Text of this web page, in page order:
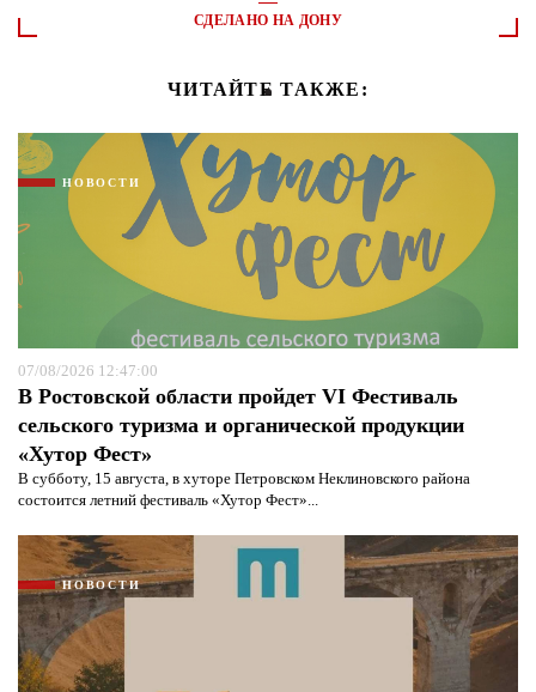
СДЕЛАНО НА ДОНУ
ЧИТАЙТЕ ТАКЖЕ:
НОВОСТИ
07/08/2026 12:47:00
В Ростовской области пройдет VI Фестиваль
сельского туризма и органической продукции
«Хутор Фест»
В субботу, 15 августа, в хуторе Петровском Неклиновского района
состоится летний фестиваль «Хутор Фест»...
НОВОСТИ